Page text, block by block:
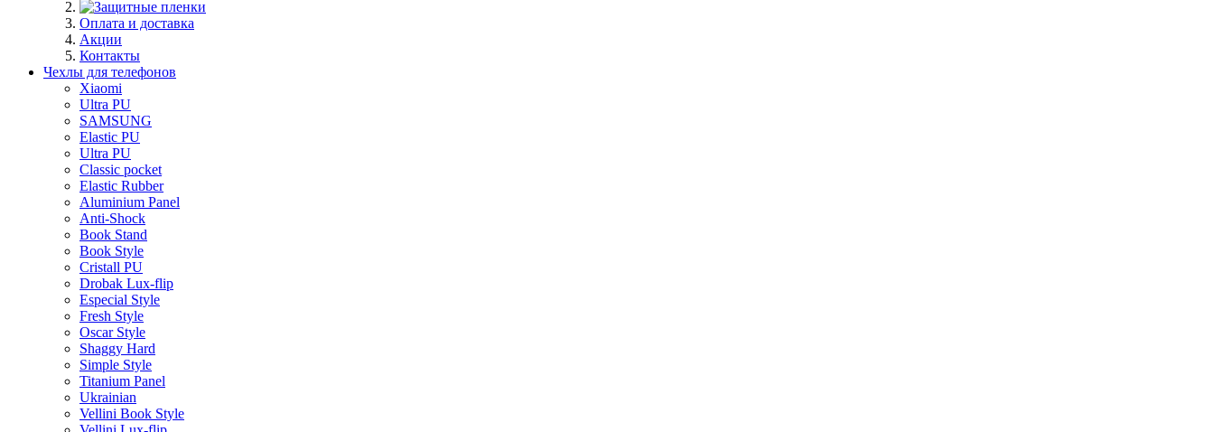
Оплата и доставка
Акции
Контакты
Чехлы для телефонов
Xiaomi
Ultra PU
SAMSUNG
Elastic PU
Ultra PU
Classic pocket
Elastic Rubber
Aluminium Panel
Anti-Shock
Book Stand
Book Style
Cristall PU
Drobak Lux-flip
Especial Style
Fresh Style
Oscar Style
Shaggy Hard
Simple Style
Titanium Panel
Ukrainian
Vellini Book Style